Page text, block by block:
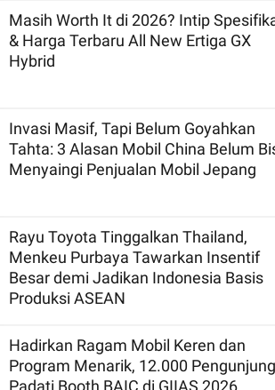
Masih Worth It di 2026? Intip
& Harga Terbaru All New Ertiga GX
Hybrid
Invasi Masif, Tapi Belum Goyahkan
Tahta: 3 Alasan Mobil China Belum
Menyaingi Penjualan Mobil Jepang
Rayu Toyota Tinggalkan Thailand,
Menkeu Purbaya Tawarkan Insentif
Besar demi Jadikan Indonesia Basis
Produksi ASEAN
Hadirkan Ragam Mobil Keren dan
Program Menarik, 12.000 Pengunjung
Padati Booth BAIC di GIIAS 2026